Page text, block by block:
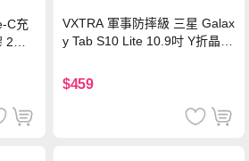
C充
VXTRA 軍事防摔級 三星 Galax
y Tab S10 Lite 10.9吋 Y折晶透
$459